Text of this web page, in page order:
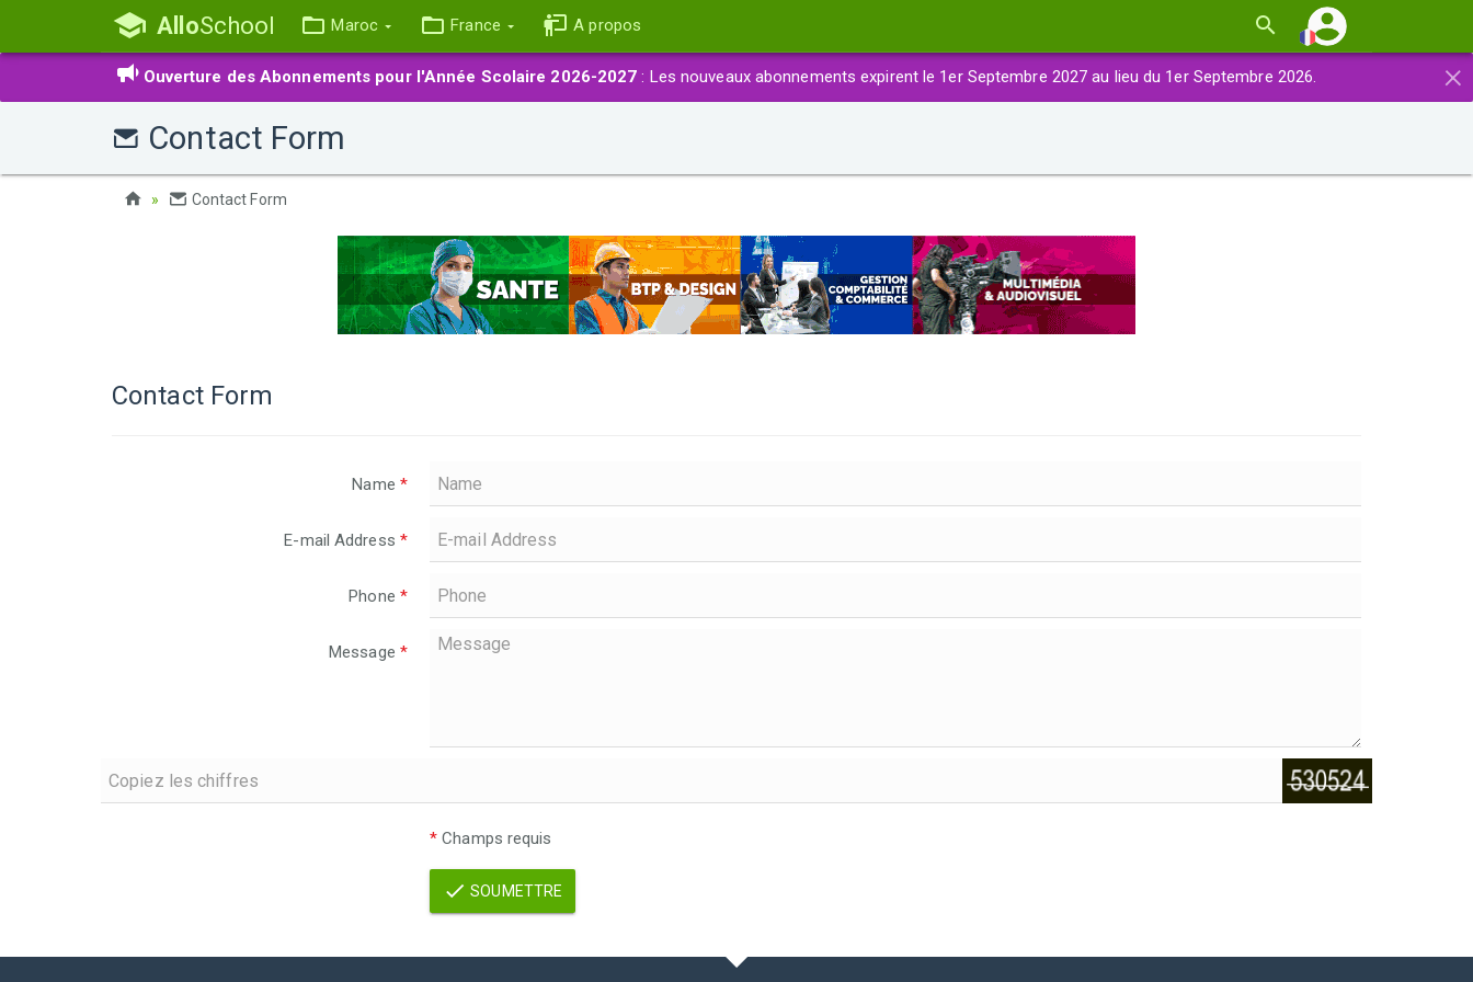
AlloSchool Maroc France A propos
×
Ouverture des Abonnements pour l'Année Scolaire 2026-2027 : Les nouveaux abonnements expirent le 1er Septembre 2027 au lieu du 1er Septembre 2026.
Contact Form
Contact Form
Contact Form
Name *
E-mail Address *
Phone *
Message *
* Champs requis
SOUMETTRE